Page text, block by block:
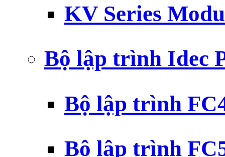
KV Series
Bộ lập trình Idec
Bộ lập trình
Bộ lập trình